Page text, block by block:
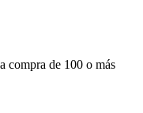
compra de 100 o más